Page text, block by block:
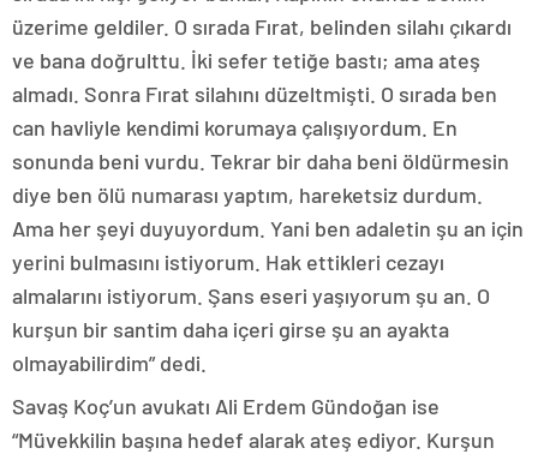
üzerime geldiler. O sırada Fırat, belinden silahı çıkardı
ve bana doğrulttu. İki sefer tetiğe bastı; ama ateş
almadı. Sonra Fırat silahını düzeltmişti. O sırada ben
can havliyle kendimi korumaya çalışıyordum. En
sonunda beni vurdu. Tekrar bir daha beni öldürmesin
diye ben ölü numarası yaptım, hareketsiz durdum.
Ama her şeyi duyuyordum. Yani ben adaletin şu an için
yerini bulmasını istiyorum. Hak ettikleri cezayı
almalarını istiyorum. Şans eseri yaşıyorum şu an. O
kurşun bir santim daha içeri girse şu an ayakta
olmayabilirdim” dedi.
Savaş Koç’un avukatı Ali Erdem Gündoğan ise
“Müvekkilin başına hedef alarak ateş ediyor. Kurşun